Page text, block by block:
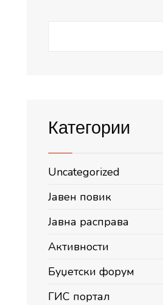
Категории
Uncategorized
Јавен повик
Јавна расправа
Активности
Буџетски форум
ГИС портал